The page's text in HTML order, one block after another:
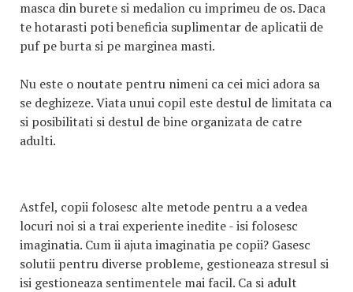
masca din burete si medalion cu imprimeu de os. Daca
te hotarasti poti beneficia suplimentar de aplicatii de
puf pe burta si pe marginea masti.
Nu este o noutate pentru nimeni ca cei mici adora sa
se deghizeze. Viata unui copil este destul de limitata ca
si posibilitati si destul de bine organizata de catre
adulti.
Astfel, copii folosesc alte metode pentru a a vedea
locuri noi si a trai experiente inedite - isi folosesc
imaginatia. Cum ii ajuta imaginatia pe copii? Gasesc
solutii pentru diverse probleme, gestioneaza stresul si
isi gestioneaza sentimentele mai facil. Ca si adult